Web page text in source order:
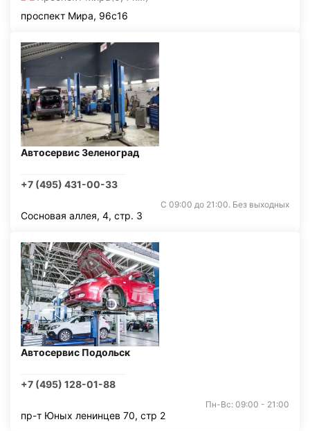
проспект Мира, 96с16
Автосервис Зеленоград
+7 (495) 431-00-33
С 09:00 до 21:00. Без выходных
Сосновая аллея, 4, стр. 3
Автосервис Подольск
+7 (495) 128-01-88
Пн-Вс: 09:00 - 21:00
пр-т Юных ленинцев 70, стр 2